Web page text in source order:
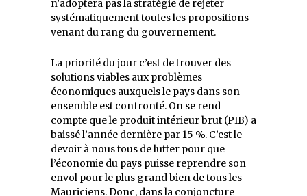
n’adoptera pas la stratégie de rejeter
systématiquement toutes les propositions
venant du rang du gouvernement.
La priorité du jour c’est de trouver des
solutions viables aux problèmes
économiques auxquels le pays dans son
ensemble est confronté. On se rend
compte que le produit intérieur brut (PIB) a
baissé l’année dernière par 15 %. C’est le
devoir à nous tous de lutter pour que
l’économie du pays puisse reprendre son
envol pour le plus grand bien de tous les
Mauriciens. Donc, dans la conjoncture